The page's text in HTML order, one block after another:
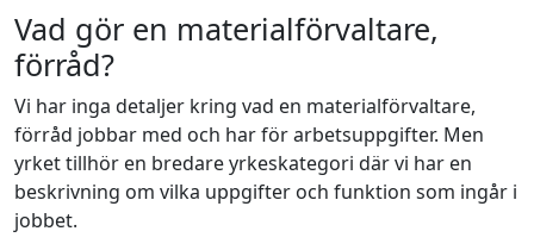
Vad gör en materialförvaltare,
förråd?
Vi har inga detaljer kring vad en materialförvaltare,
förråd jobbar med och har för arbetsuppgifter. Men
yrket tillhör en bredare yrkeskategori där vi har en
beskrivning om vilka uppgifter och funktion som ingår i
jobbet.